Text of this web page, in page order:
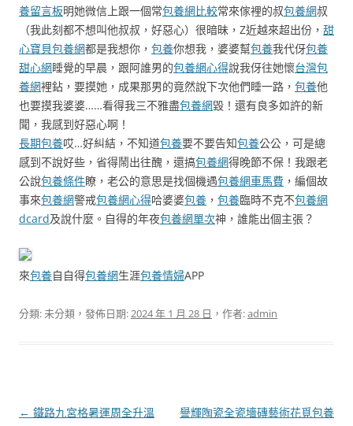
養留言板明她微信上跟一個常包養網比較常來傢裡的叔包養網叔
（我此刻都不想叫他叔叔，好惡心）很暗昧，Z近越來超出份， 甜
心寶貝包養網都是我想你， 包養你想我，婆婆幫包養我代伢包養
甜心網睡覺的早晨，跟阿誰男的包養網心得說我伢往她懷台灣包
養網裡鉆，要摸她，成果那男的竟然說下次他們睡一路， 包養他
也要摸我婆婆……看得我三不雅盡包養網毀！還有良多如許的新
聞，我感到好惡心啊！
長期包養哎…好糾結，不知道包養要不要告知包養公公，可是總
感到不說好些，省得鬧出往醜，還搞包養網得晚節不保！我跟老
公說包養條件瞭，老公的意思是找個機遇包養網車馬費 ，編個故
事來包養網警戒包養網心得哈婆婆包養 ， 包養臨時不克不包養網
dcard及說什麼。自得的年夜包養網單次神，誰能出個主張？
來包養自自得包養網生涯包養情婦APP
分類: 未分類，發佈日期:2024 年 1 月 28 日 ，作者:admin
文
← 鐵路九宮格暑運周全升溫
譽輝陶瓷全瓷墻磚藝術花覓包養